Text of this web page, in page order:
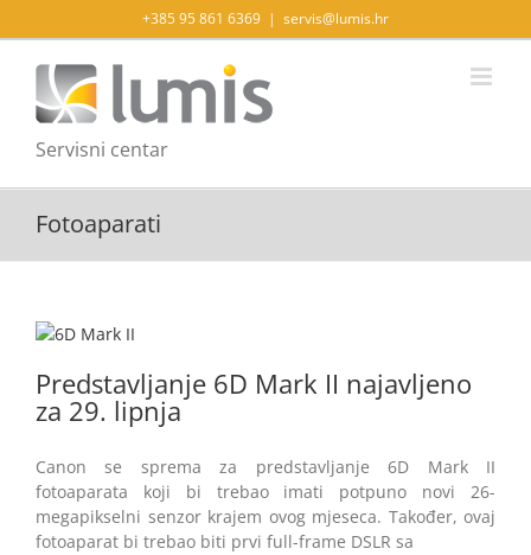
to
content
+385 95 861 6369 | servis@lumis.hr
Servisni centar
Fotoaparati
Predstavljanje 6D Mark II najavljeno
za 29. lipnja
Canon se sprema za predstavljanje 6D Mark II
fotoaparata koji bi trebao imati potpuno novi 26-
megapikselni senzor krajem ovog mjeseca. Također, ovaj
fotoaparat bi trebao biti prvi full-frame DSLR sa